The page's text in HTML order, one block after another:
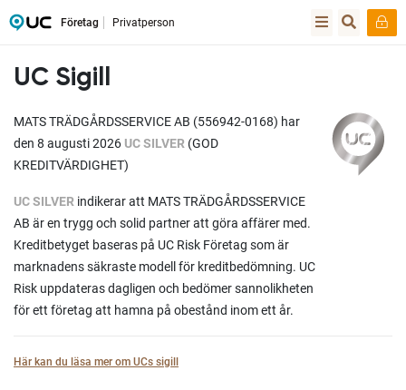
Företag Privatperson
UC Sigill
MATS TRÄDGÅRDSSERVICE AB (556942-0168) har
den 8 augusti 2026 UC SILVER (GOD
KREDITVÄRDIGHET)
UC SILVER indikerar att MATS TRÄDGÅRDSSERVICE
AB är en trygg och solid partner att göra affärer med.
Kreditbetyget baseras på UC Risk Företag som är
marknadens säkraste modell för kreditbedömning. UC
Risk uppdateras dagligen och bedömer sannolikheten
för ett företag att hamna på obestånd inom ett år.
Här kan du läsa mer om UCs sigill